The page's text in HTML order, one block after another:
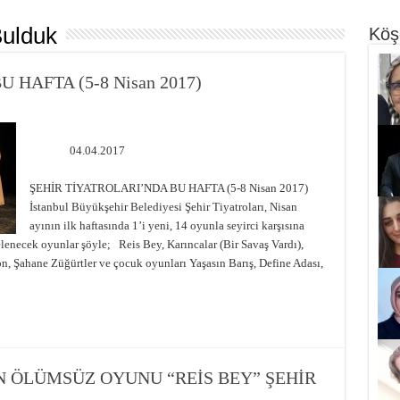
HAFTA (5-8 Nisan 2017)
04.04.2017
ŞEHİR TİYATROLARI’NDA BU HAFTA (5-8 Nisan 2017)
İstanbul Büyükşehir Belediyesi Şehir Tiyatroları, Nisan
ayının ilk haftasında 1’i yeni, 14 oyunla seyirci karşısına
oyunlar şöyle; Reis Bey, Karıncalar (Bir Savaş Vardı),
Şahane Züğürtler ve çocuk oyunları Yaşasın Barış, Define Adası,
OYUNU “REİS BEY” ŞEHİR